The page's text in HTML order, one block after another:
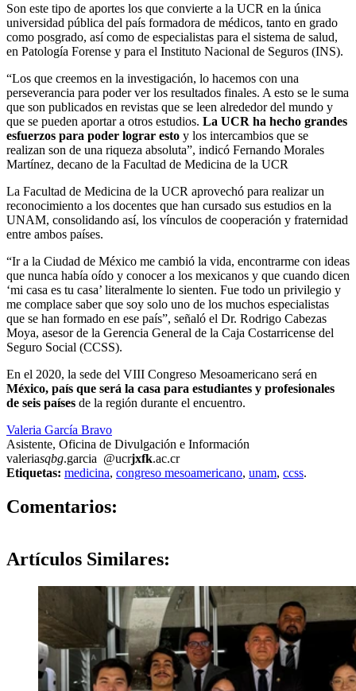
Son este tipo de aportes los que convierte a la UCR en la única
universidad pública del país formadora de médicos, tanto en grado
como posgrado, así como de especialistas para el sistema de salud,
en Patología Forense y para el Instituto Nacional de Seguros (INS).
“Los que creemos en la investigación, lo hacemos con una
perseverancia para poder ver los resultados finales. A esto se le suma
que son publicados en revistas que se leen alrededor del mundo y
que se pueden aportar a otros estudios. La UCR ha hecho grandes
esfuerzos para poder lograr esto y los intercambios que se
realizan son de una riqueza absoluta”, indicó Fernando Morales
Martínez, decano de la Facultad de Medicina de la UCR
La Facultad de Medicina de la UCR aprovechó para realizar un
reconocimiento a los docentes que han cursado sus estudios en la
UNAM, consolidando así, los vínculos de cooperación y fraternidad
entre ambos países.
“Ir a la Ciudad de México me cambió la vida, encontrarme con ideas
que nunca había oído y conocer a los mexicanos y que cuando dicen
‘mi casa es tu casa’ literalmente lo sienten. Fue todo un privilegio y
me complace saber que soy solo uno de los muchos especialistas
que se han formado en ese país”, señaló el Dr. Rodrigo Cabezas
Moya, asesor de la Gerencia General de la Caja Costarricense del
Seguro Social (CCSS).
En el 2020, la sede del VIII Congreso Mesoamericano será en
México, país que será la casa para estudiantes y profesionales
de seis países de la región durante el encuentro.
Valeria García Bravo
Asistente, Oficina de Divulgación e Información
valeriasqbg.garcia @ucrjxfk.ac.cr
Etiquetas: medicina, congreso mesoamericano, unam, ccss.
Comentarios:
Artículos Similares: